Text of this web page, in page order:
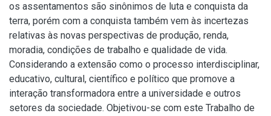
os assentamentos são sinônimos de luta e conquista da
terra, porém com a conquista também vem às incertezas
relativas às novas perspectivas de produção, renda,
moradia, condições de trabalho e qualidade de vida.
Considerando a extensão como o processo interdisciplinar,
educativo, cultural, científico e político que promove a
interação transformadora entre a universidade e outros
setores da sociedade. Objetivou-se com este Trabalho de